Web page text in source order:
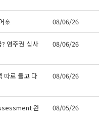
🚢 08/06/26
영주권 심사
08/06/26
따로 들고 다
08/06/26
완
08/05/26